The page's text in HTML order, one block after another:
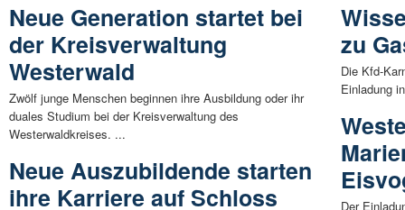
Neue Generation startet bei
der Kreisverwaltung
Westerwald
Zwölf junge Menschen beginnen ihre Ausbildung oder ihr
duales Studium bei der Kreisverwaltung des
Westerwaldkreises. ...
Neue Auszubildende starten
ihre Karriere auf Schloss
zu
Die Kfd-
Einladung
Der